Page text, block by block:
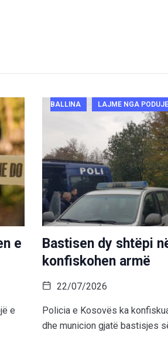
e
e
BALLINA LAJME NGA
Bastisen dy shtëpi
konfiskohen armë
22/07/2026
Policia e Kosovës ka
dhe municion gjatë bastisjes